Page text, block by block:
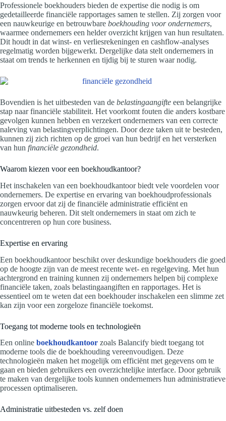
Professionele boekhouders bieden de expertise die nodig is om
gedetailleerde financiële rapportages samen te stellen. Zij zorgen voor
een nauwkeurige en betrouwbare boekhouding voor ondernemers,
waarmee ondernemers een helder overzicht krijgen van hun resultaten.
Dit houdt in dat winst- en verliesrekeningen en cashflow-analyses
regelmatig worden bijgewerkt. Dergelijke data stelt ondernemers in
staat om trends te herkennen en tijdig bij te sturen waar nodig.
Bovendien is het uitbesteden van de belastingaangifte een belangrijke
stap naar financiële stabiliteit. Het voorkomt fouten die anders kostbare
gevolgen kunnen hebben en verzekert ondernemers van een correcte
naleving van belastingverplichtingen. Door deze taken uit te besteden,
kunnen zij zich richten op de groei van hun bedrijf en het versterken
van hun financiële gezondheid.
Waarom kiezen voor een boekhoudkantoor?
Het inschakelen van een boekhoudkantoor biedt vele voordelen voor
ondernemers. De expertise en ervaring van boekhoudprofessionals
zorgen ervoor dat zij de financiële administratie efficiënt en
nauwkeurig beheren. Dit stelt ondernemers in staat om zich te
concentreren op hun core business.
Expertise en ervaring
Een boekhoudkantoor beschikt over deskundige boekhouders die goed
op de hoogte zijn van de meest recente wet- en regelgeving. Met hun
achtergrond en training kunnen zij ondernemers helpen bij complexe
financiële taken, zoals belastingaangiften en rapportages. Het is
essentieel om te weten dat een boekhouder inschakelen een slimme zet
kan zijn voor een zorgeloze financiële toekomst.
Toegang tot moderne tools en technologieën
Een online boekhoudkantoor zoals Balancify biedt toegang tot
moderne tools die de boekhouding vereenvoudigen. Deze
technologieën maken het mogelijk om efficiënt met gegevens om te
gaan en bieden gebruikers een overzichtelijke interface. Door gebruik
te maken van dergelijke tools kunnen ondernemers hun administratieve
processen optimaliseren.
Administratie uitbesteden vs. zelf doen